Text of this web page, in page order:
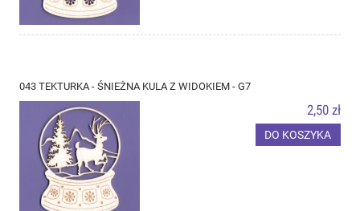
043 TEKTURKA - ŚNIEŻNA KULA Z WIDOKIEM - G7
2,50 zł
DO KOSZYKA